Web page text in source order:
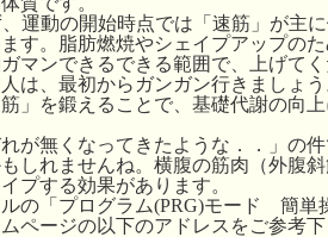
運動の開始時点では「速筋」が主
す。脂肪燃焼やシェイプアップの
マンできるできる範囲で、上げて
は、最初からガンガン行きましょ
」を鍛えることで、基礎代謝の向
れが無くなってきたような．．」の
しれませんね。横腹の筋肉（外腹
プする効果があります。
の「プログラム(PRG)モード 簡単
ページの以下のアドレスをご参考